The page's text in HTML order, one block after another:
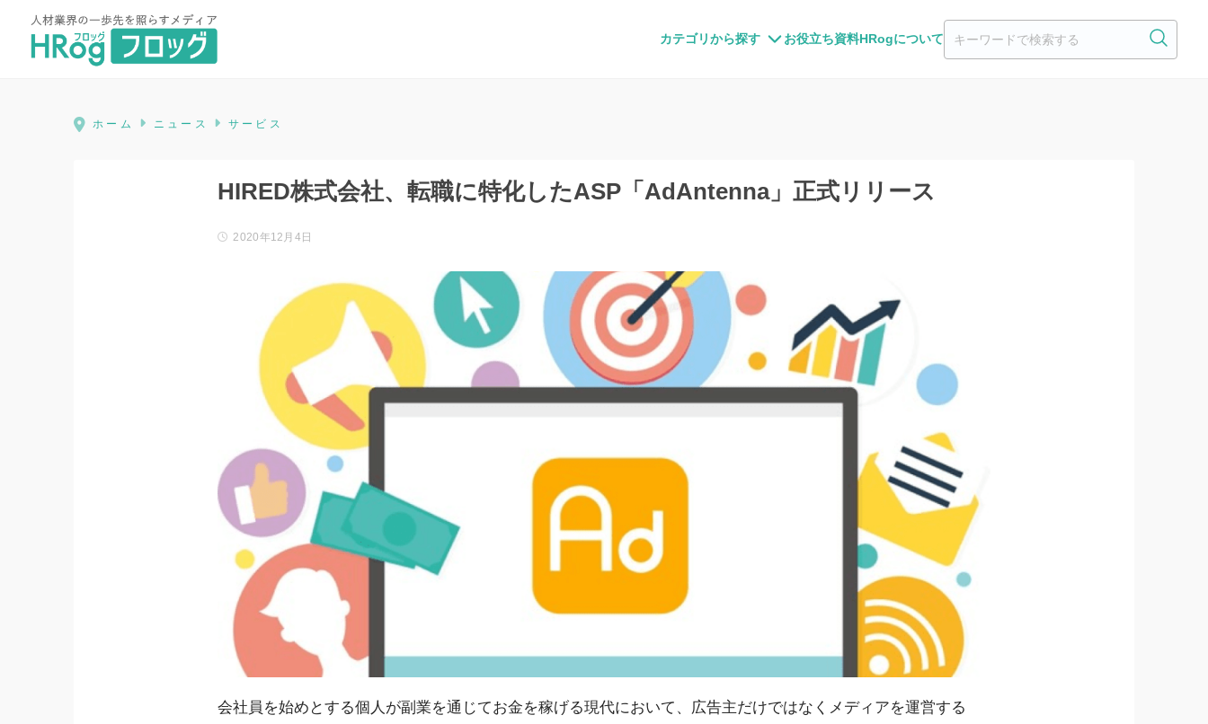
カテゴリから探す お役立ち資料HRogについて
HRog | 人材業界の一歩先を照らすメディア
ホーム ニュース サービス
HIRED株式会社、転職に特化したASP「AdAntenna」正式リリース
2020年12月4日
会社員を始めとする個人が副業を通じてお金を稼げる現代において、広告主だけではなくメディアを運営する